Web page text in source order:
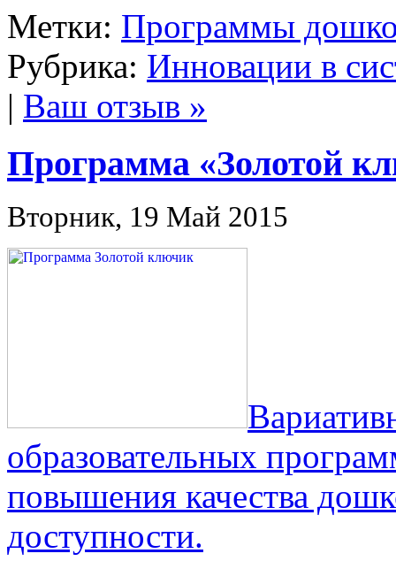
Метки: Программы
Рубрика: Инновации в
| Ваш отзыв »
Программа «Золотой
Вторник, 19 Май 2015
образовательных
повышения качества
доступности.